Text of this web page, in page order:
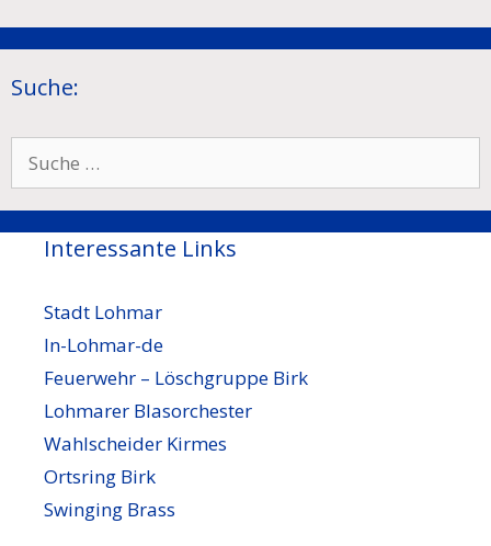
Suche:
nach:
Interessante Links
Stadt Lohmar
In-Lohmar-de
Feuerwehr – Löschgruppe Birk
Lohmarer Blasorchester
Wahlscheider Kirmes
Ortsring Birk
Swinging Brass